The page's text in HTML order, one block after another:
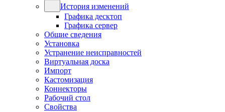
История изменений
Графика десктоп
Графика сервер
Общие сведения
Установка
Устранение неисправностей
Виртуальная доска
Импорт
Кастомизация
Коннекторы
Рабочий стол
Свойства